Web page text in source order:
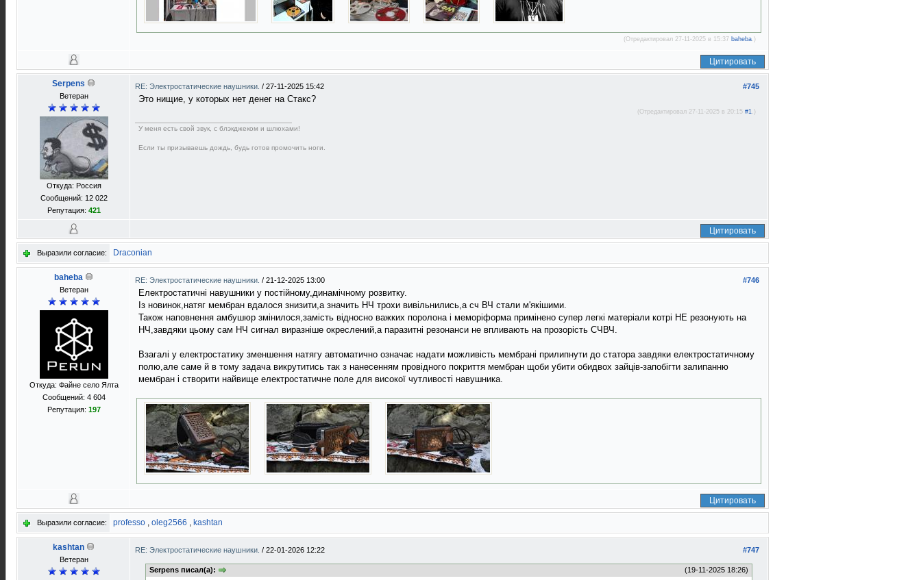
(Отредактировал 27-11-2025 в 15:37 baheba .)
Цитировать
Serpens
Ветеран
Откуда: Россия
Сообщений: 12 022
Репутация: 421
#745
RE: Электростатические наушники. / 27-11-2025 15:42
Это нищие, у которых нет денег на Стакс?
(Отредактировал 27-11-2025 в 20:15 #1.)
У меня есть свой звук, с блэкджеком и шлюхами!
Если ты призываешь дождь, будь готов промочить ноги.
Цитировать
Выразили согласие: Draconian
baheba
Ветеран
Откуда: Файне село Ялта
Сообщений: 4 604
Репутация: 197
#746
RE: Электростатические наушники. / 21-12-2025 13:00
Електростатичнi навушники у постiйному,динамiчному розвитку.
Iз новинок,натяг мембран вдалося знизити,а значить НЧ трохи вивiльнились,а сч ВЧ стали м'якішими.
Також наповнення амбушюр змiнилося,замiсть вiдносно важких поролона i меморiформа примiнено супер легкi матерiали котрi НЕ резонують на
НЧ,завдяки цьому сам НЧ сигнал виразнiше окреслений,а паразитнi резонанси не впливають на прозорiсть СЧВЧ.
Взагалi у електростатику зменшення натягу автоматично означає надати можливiсть мембранi прилипнути до статора завдяки електростатичному
полю,але саме й в тому задача викрутитись так з нанесенням провiдного покриття мембран щоби убити обидвох зайцiв-запобiгти залипанню
мембран i створити найвище електростатичне поле для високої чутливостi навушника.
Цитировать
Выразили согласие: professo , oleg2566 , kashtan
kashtan
Ветеран
#747
RE: Электростатические наушники. / 22-01-2026 12:22
(19-11-2025 18:26)
Serpens писал(а):